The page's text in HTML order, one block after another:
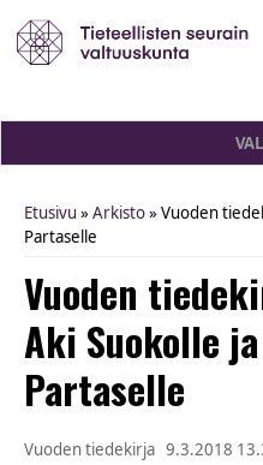
You are here
Etusivu»Arkisto» Vuoden
Partaselle
Vuoden
Aki Suokolle
Partaselle
Vuoden tiedekirja 9.3.2018